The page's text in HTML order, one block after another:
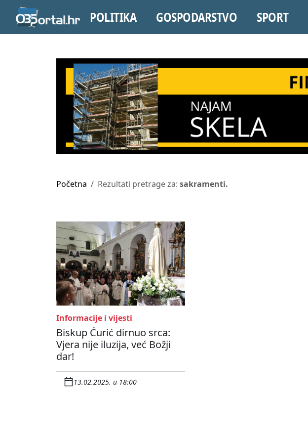
POLITIKA GOSPODARSTVO SPORT
Početna Rezultati pretrage za: sakramenti.
Informacije i vijesti
Biskup Ćurić dirnuo srca:
Vjera nije iluzija, već Božji
dar!
13.02.2025. u 18:00